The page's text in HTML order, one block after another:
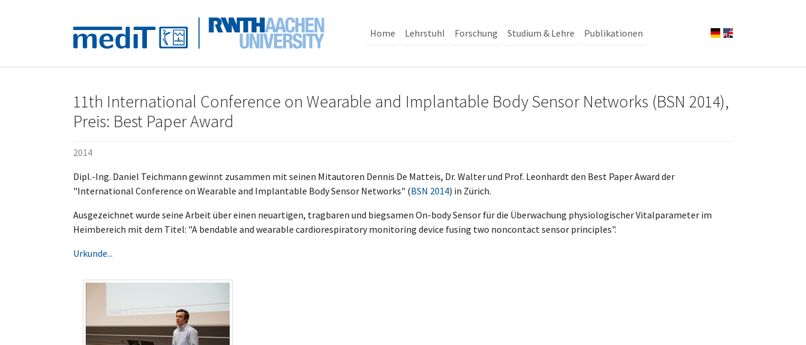
Home Lehrstuhl Forschung Studium & Lehre Publikationen
11th International Conference on Wearable and Implantable Body Sensor Networks (BSN 2014),
Preis: Best Paper Award
2014
Dipl.-Ing. Daniel Teichmann gewinnt zusammen mit seinen Mitautoren Dennis De Matteis, Dr. Walter und Prof. Leonhardt den Best Paper Award der
"International Conference on Wearable and Implantable Body Sensor Networks" (BSN 2014) in Zürich.
Ausgezeichnet wurde seine Arbeit über einen neuartigen, tragbaren und biegsamen On-body Sensor für die Überwachung physiologischer Vitalparameter im
Heimbereich mit dem Titel: "A bendable and wearable cardiorespiratory monitoring device fusing two noncontact sensor principles".
Urkunde...